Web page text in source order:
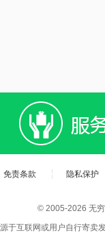
免责条款 隐私保护
© 2005-2026 无
于互联网或用户自行寄卖